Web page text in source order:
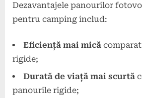
Dezavantajele panourilor
pentru camping includ:
Eficiență mai mică
rigide;
Durată de viață mai scurtă
panourile rigide;